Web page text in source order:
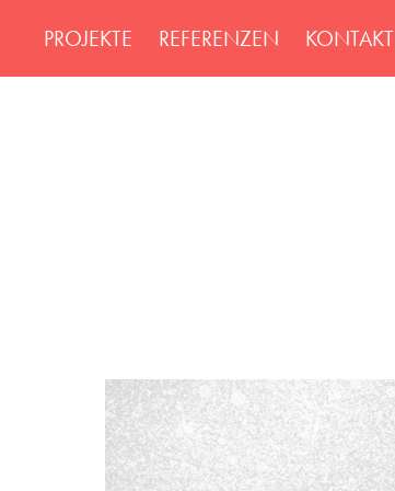
PROJEKTE REFERENZEN KONTAKT